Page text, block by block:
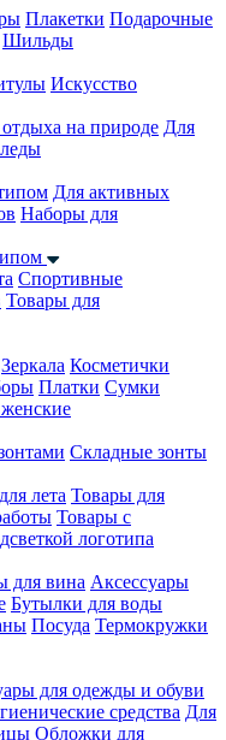
Плакетки Подарочные
Шильды
Искусство
на природе Для
Для активных
Наборы для
Спортивные
Товары для
Зеркала Косметички
Платки Сумки
Складные зонты
лета Товары для
Товары с
логотипа
для вина Аксессуары
Бутылки для воды
Посуда Термокружки
для одежды и обуви
средства Для
Обложки для